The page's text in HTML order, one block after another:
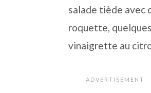
salade tiède avec
roquette,
vinaigrette au